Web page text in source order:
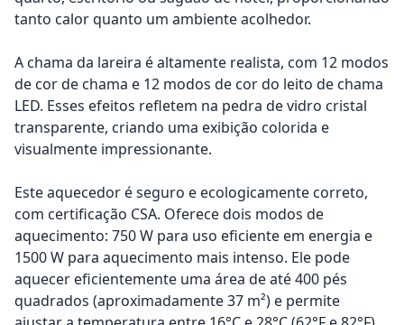
tanto calor quanto um ambiente acolhedor.
A chama da lareira é altamente realista, com 12 modos
de cor de chama e 12 modos de cor do leito de chama
LED. Esses efeitos refletem na pedra de vidro cristal
transparente, criando uma exibição colorida e
visualmente impressionante.
Este aquecedor é seguro e ecologicamente correto,
com certificação CSA. Oferece dois modos de
aquecimento: 750 W para uso eficiente em energia e
1500 W para aquecimento mais intenso. Ele pode
aquecer eficientemente uma área de até 400 pés
quadrados (aproximadamente 37 m²) e permite